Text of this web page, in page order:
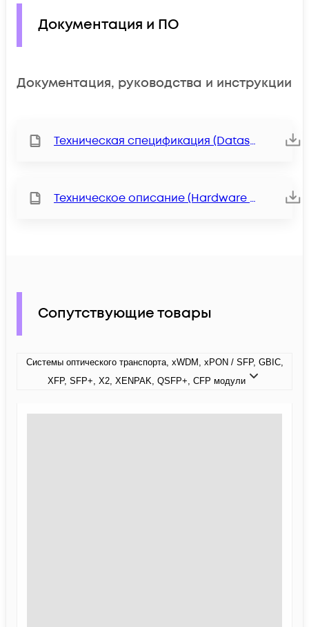
Документация и ПО
Документация, руководства и инструкции
Техническая спецификация (Datasheet)
Техническое описание (Hardware description)
Сопутствующие товары
Системы оптического транспорта, xWDM, xPON / SFP, GBIC,
XFP, SFP+, X2, XENPAK, QSFP+, CFP модули